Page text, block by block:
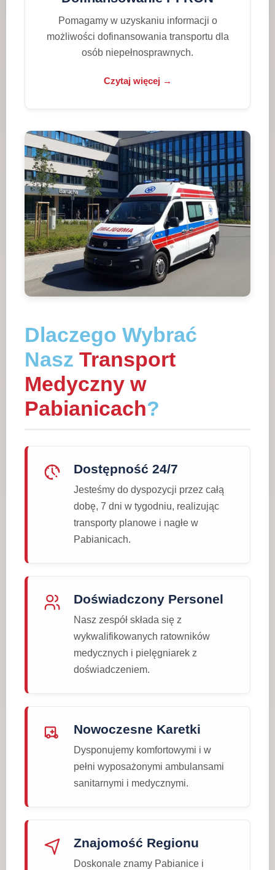
Pomagamy w uzyskaniu informacji o
możliwości dofinansowania transportu dla
osób niepełnosprawnych.
Czytaj więcej →
Dlaczego Wybrać
Nasz Transport
Medyczny w
Pabianicach?
Dostępność 24/7
Jesteśmy do dyspozycji przez całą
dobę, 7 dni w tygodniu, realizując
transporty planowe i nagłe w
Pabianicach.
Doświadczony Personel
Nasz zespół składa się z
wykwalifikowanych ratowników
medycznych i pielęgniarek z
doświadczeniem.
Nowoczesne Karetki
Dysponujemy komfortowymi i w
pełni wyposażonymi ambulansami
sanitarnymi i medycznymi.
Znajomość Regionu
Doskonale znamy Pabianice i